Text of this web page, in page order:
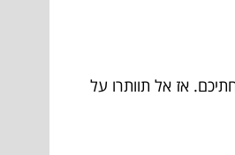
אז אל תוותרו על